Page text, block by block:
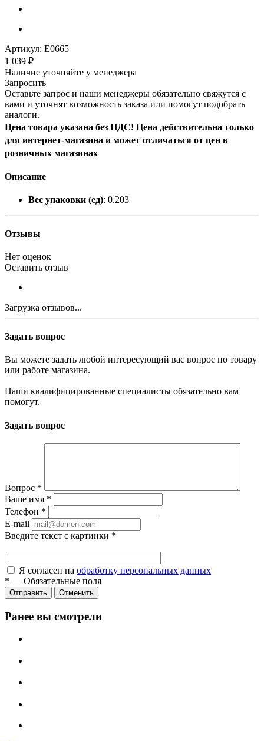
Артикул: E0665
1 039 ₽
Наличие уточняйте у менеджера
Запросить
Оставьте запрос и наши менеджеры обязательно свяжутся с
вами и уточнят возможность заказа или помогут подобрать
аналоги.
Цена товара указана без НДС! Цена действительна только
для интернет-магазина и может отличаться от цен в
розничных магазинах
Описание
Вес упаковки (ед): 0.203
Отзывы
Нет оценок
Оставить отзыв
Загрузка отзывов...
Задать вопрос
Вы можете задать любой интересующий вас вопрос по товару
или работе магазина.
Наши квалифицированные специалисты обязательно вам
помогут.
Задать вопрос
Вопрос *
Ваше имя *
Телефон *
E-mail
Введите текст с картинки *
Я согласен на обработку персональных данных
* — Обязательные поля
Отправить Отменить
Ранее вы смотрели